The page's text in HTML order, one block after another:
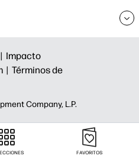
Impacto
| Términos de
Company, L.P.
FAVORITOS